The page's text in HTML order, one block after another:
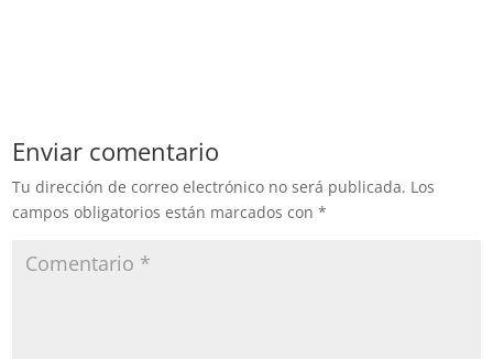
Enviar comentario
Tu dirección de correo electrónico no será publicada. Los
campos obligatorios están marcados con*